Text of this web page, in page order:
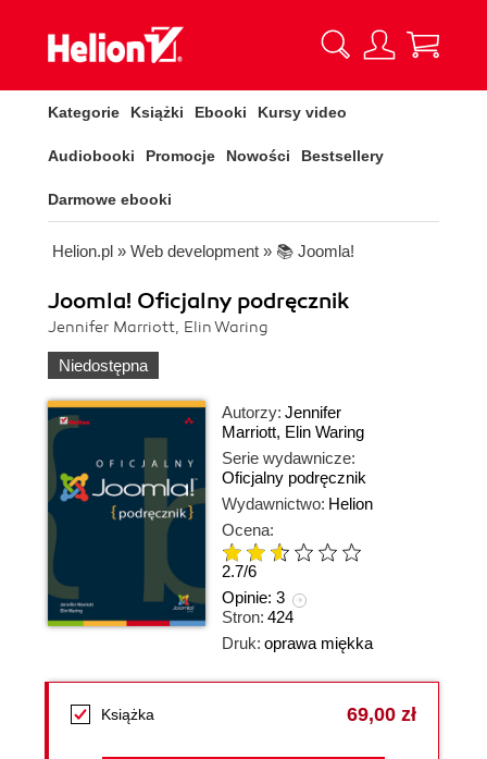
Kategorie Książki Ebooki Kursy video
Audiobooki Promocje Nowości Bestsellery
Darmowe ebooki
Helion.pl » Web development » 📚 Joomla!
Joomla! Oficjalny podręcznik
Jennifer Marriott, Elin Waring
Niedostępna
Autorzy: Jennifer
Marriott, Elin Waring
Serie wydawnicze:
Oficjalny podręcznik
Wydawnictwo: Helion
Ocena:
2.7/6
Opinie: 3
Stron: 424
Druk: oprawa miękka
Książka 69,00 zł